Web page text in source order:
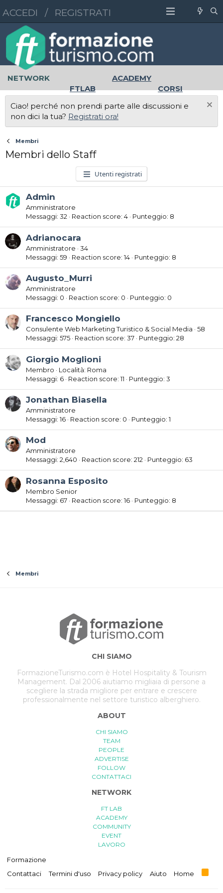
ACCEDI / REGISTRATI
NETWORK
ACADEMY
FTLAB
CORSI
LAVORO
Ciao! perché non prendi parte alle discussioni e
non dici la tua? Registrati ora!
Membri
Membri dello Staff
Utenti registrati
Admin
Amministratore
Messaggi 32 Reaction score 4 Punteggio 8
Adrianocara
Amministratore · 34
Messaggi 59 Reaction score 14 Punteggio 8
Augusto_Murri
Amministratore
Messaggi 0 Reaction score 0 Punteggio 0
Francesco Mongiello
Consulente Web Marketing Turistico & Social Media · 58
Messaggi 575 Reaction score 37 Punteggio 28
Giorgio Moglioni
Membro · Località: Roma
Messaggi 6 Reaction score 11 Punteggio 3
Jonathan Biasella
Amministratore
Messaggi 16 Reaction score 0 Punteggio 1
Mod
Amministratore
Messaggi 2,640 Reaction score 212 Punteggio 63
Rosanna Esposito
Membro Senior
Messaggi 67 Reaction score 16 Punteggio 8
Membri
CHI SIAMO
FormazioneTurismo.com è Hotel Hospitality & Tourism
Management. Dal 2006 aiutiamo migliaia di persone a
scegliere la strada migliore per entrare e crescere
professionalmente nel settore turistico alberghiero.
ABOUT
CHI SIAMO
TEAM
PEOPLE
ADVERTISE
FOLLOW
CONTATTACI
NETWORK
FT LAB
ACADEMY
COMMUNITY
EVENT
LAVORO
Formazione
Contattaci
Termini d'uso Privacy policy Aiuto Home
R
S